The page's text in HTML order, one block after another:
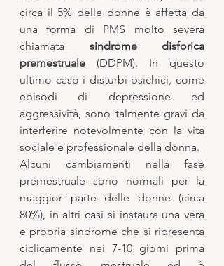
circa il 5% delle donne è affetta da
una forma di PMS molto severa
chiamata sindrome disforica
premestruale (DDPM). In questo
ultimo caso i disturbi psichici, come
episodi di depressione ed
aggressività, sono talmente gravi da
interferire notevolmente con la vita
sociale e professionale della donna.
Alcuni cambiamenti nella fase
premestruale sono normali per la
maggior parte delle donne (circa
80%), in altri casi si instaura una vera
e propria sindrome che si ripresenta
ciclicamente nei 7-10 giorni prima